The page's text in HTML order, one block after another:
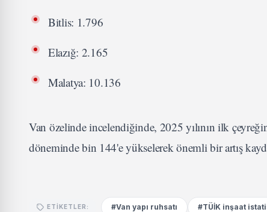
Bitlis: 1.796
Elazığ: 2.165
Malatya: 10.136
Van özelinde incelendiğinde, 2025 yılının ilk
döneminde bin 144'e yükselerek önemli bir artış
ETIKETLER: #Van yapı ruhsatı #TÜİK inşaat